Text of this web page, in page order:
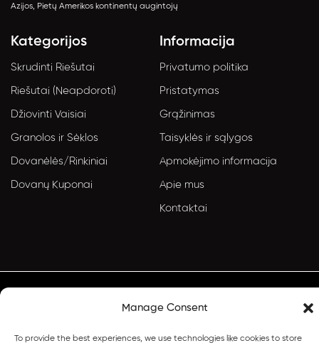
Manage Consent
To provide the best experiences, we use technologies like cookies to store
Azijos, Pietų Amerikos kontinentų augintojų
Kategorijos
Skrudinti Riešutai
Riešutai (Neapdoroti)
Džiovinti Vaisiai
Granolos ir Sėklos
Dovanėlės/Rinkiniai
Dovanų Kuponai
Informacija
Privatumo politika
Pristatymas
Grąžinimas
Taisyklės ir sąlygos
Apmokėjimo informacija
Apie mus
Kontaktai
© 2024 Visos teisės saugomos – HappyNuts